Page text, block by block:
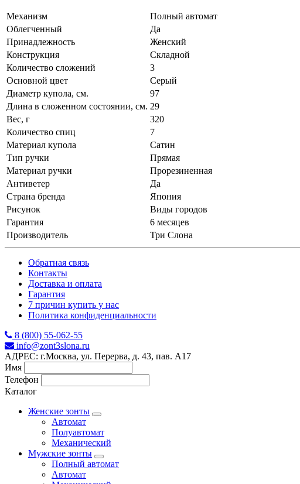
Механизм
Полный автомат
Облегченный
Да
Принадлежность
Женский
Конструкция
Складной
Количество сложений
3
Основной цвет
Серый
Диаметр купола, см.
97
Длина в сложенном состоянии, см. 29
Вес, г
320
Количество спиц
7
Материал купола
Сатин
Тип ручки
Прямая
Материал ручки
Прорезиненная
Антиветер
Да
Страна бренда
Япония
Рисунок
Виды городов
Гарантия
6 месяцев
Производитель
Три Слона
Обратная связь
Контакты
Доставка и оплата
Гарантия
7 причин купить у нас
Политика конфиденциальности
8 (800) 55-062-55
info@zont3slona.ru
АДРЕС: г.Москва, ул. Перерва, д. 43, пав. А17
Имя
Телефон
Каталог
Женские зонты
Автомат
Полуавтомат
Механический
Мужские зонты
Полный автомат
Автомат